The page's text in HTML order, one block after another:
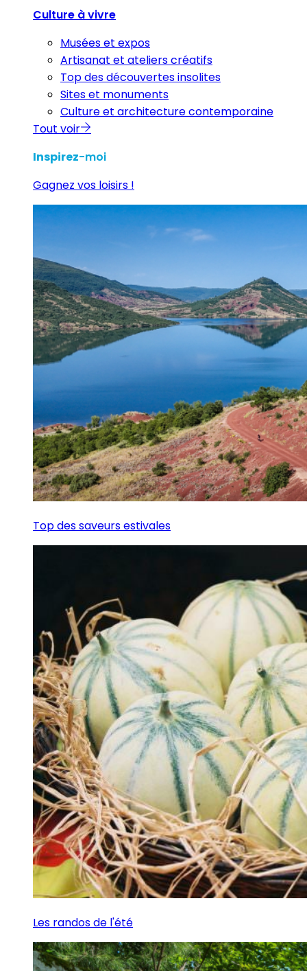
Culture à vivre
Musées et expos
Artisanat et ateliers créatifs
Top des découvertes insolites
Sites et monuments
Culture et architecture contemporaine
Tout voir
Inspirez-moi
Gagnez vos loisirs !
Top des saveurs estivales
Les randos de l'été